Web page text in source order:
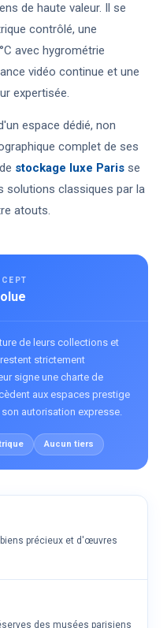
de haute valeur. Il se
contrôlé, une
avec hygrométrie
vidéo continue et une
expertisée.
espace dédié, non
complet de ses
stockage luxe Paris se
solutions classiques par la
atouts.
de leurs collections et
strictement
signe une charte de
aux espaces prestige
autorisation expresse.
Aucun tiers
précieux et d'œuvres
des musées parisiens